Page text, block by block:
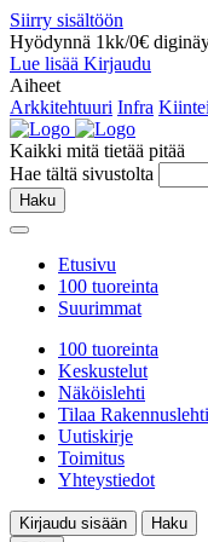
Siirry sisältöön
Hyödynnä 1kk/0€
Lue lisää Kirjaudu
Aiheet
Arkkitehtuuri Infra
Kaikki mitä tietää pitää
Hae tältä sivustolta
Haku
Etusivu
100 tuoreinta
Suurimmat
100 tuoreinta
Keskustelut
Näköislehti
Tilaa Rakennuslehti
Uutiskirje
Toimitus
Yhteystiedot
Kirjaudu sisään
Haku